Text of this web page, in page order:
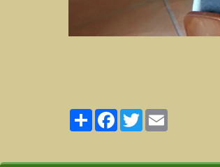
PartagerFacebook
Twitter